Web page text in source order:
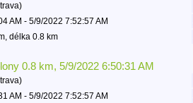
AM - 5/9/2022 7:52:57 AM
délka 0.8 km
0.8 km, 5/9/2022 6:50:31 AM
AM - 5/9/2022 7:52:57 AM